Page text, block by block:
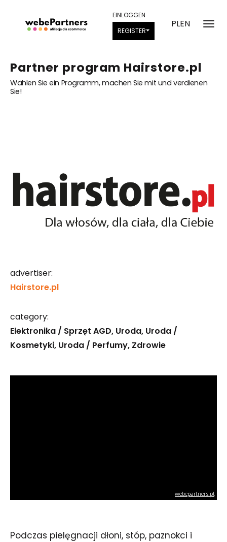
PLEN
EINLOGGEN
REGISTER
Partner program Hairstore.pl
Wählen Sie ein Programm, machen Sie mit und verdienen
Sie!
advertiser:
Hairstore.pl
category:
Elektronika / Sprzęt AGD Uroda Uroda /
Kosmetyki Uroda / Perfumy Zdrowie
Podczas pielęgnacji dłoni, stóp, paznokci i